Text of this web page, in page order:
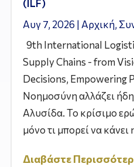
(ILF)
Αυγ 7, 2026 | Αρχική,
9th International
Supply Chains - from
Decisions, Empowering
Νοημοσύνη αλλάζει
Αλυσίδα. Το κρίσιμο
μόνο τι μπορεί να
Διαβάστε